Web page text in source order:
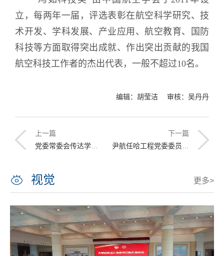
立，每两年一届，评选表彰在航空科学研究、技
术开发、学科发展、产业应用、航空教育、国防
科技等方面取得突出成就、作出突出贡献的我国
航空科技工作者的杰出代表，一般不超过10名。
编辑：胡莹洁 审核：吴丹丹
上一篇
党委常委会传达学习习近平总书记在中共中央政治局第二十三次集体学习时的重要讲话精神
下一篇
尹航任哈工程党委委员、常委、副校长
视觉 更多>